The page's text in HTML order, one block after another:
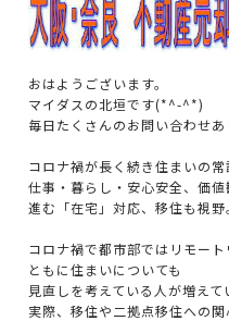
おはようございます。
マイダスの北垣です(*^-^*)
毎日たくさんのお問い合わせ
コロナ禍が長く続き住まいの常
仕事・暮らし・安心安全、価値
進む「在宅」対応、移住も視野
コロナ禍で都市部ではリモー
ともに住まいについても
見直しを考えている人が増えて
実際、移住や二拠点移住への関